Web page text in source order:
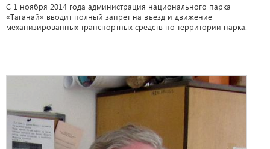
С 1 ноября 2014 года администрация национального парка
«Таганай» вводит полный запрет на въезд и движение
механизированных транспортных средств по территории парка.